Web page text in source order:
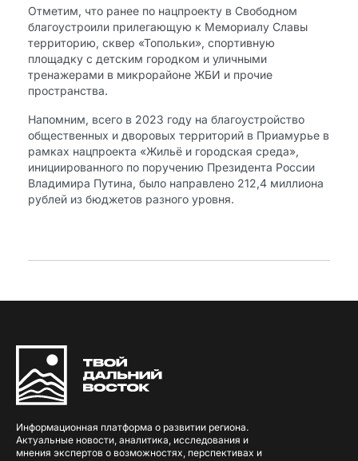
Отметим, что ранее по нацпроекту в Свободном
благоустроили прилегающую к Мемориалу Славы
территорию, сквер «Топольки», спортивную
площадку с детским городком и уличными
тренажерами в микрорайоне ЖБИ и прочие
пространства.
Напомним, всего в 2023 году на благоустройство
общественных и дворовых территорий в Приамурье в
рамках нацпроекта «Жильё и городская среда»,
инициированного по поручению Президента России
Владимира Путина, было направлено 212,4 миллиона
рублей из бюджетов разного уровня.
Информационная платформа о развитии региона.
Актуальные новости, аналитика, исследования и
мнения экспертов о возможностях, перспективах и